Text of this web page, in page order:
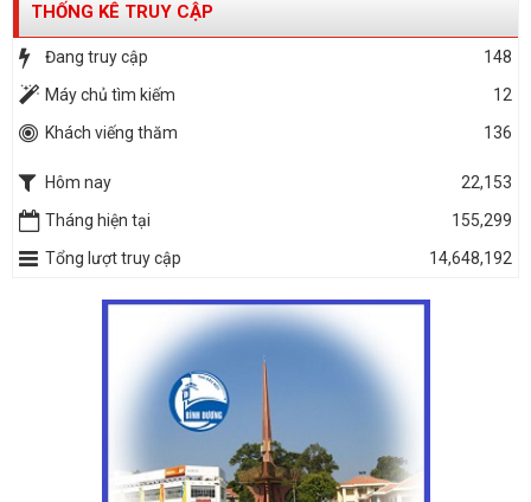
THỐNG KÊ TRUY CẬP
Đang truy cập
148
Máy chủ tìm kiếm
12
Khách viếng thăm
136
Hôm nay
22,153
Tháng hiện tại
155,299
Tổng lượt truy cập
14,648,192